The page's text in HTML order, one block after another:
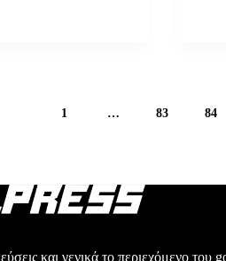
1 … 83 84
και γενικά το περιεχόμενο του